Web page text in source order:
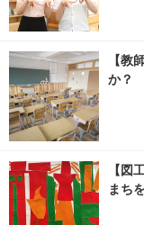
【教
か？
【図
まち